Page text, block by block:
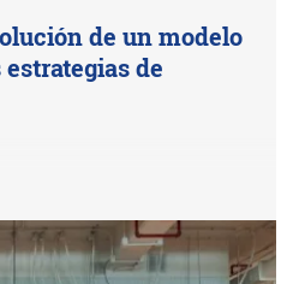
de un modelo
de